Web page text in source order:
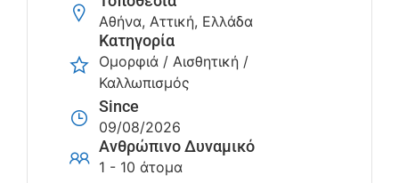
Αθήνα, Αττική, Ελλάδα
Κατηγορία
Ομορφιά / Αισθητική /
Καλλωπισμός
Since
09/08/2026
Ανθρώπινο Δυναμικό
1 - 10 άτομα